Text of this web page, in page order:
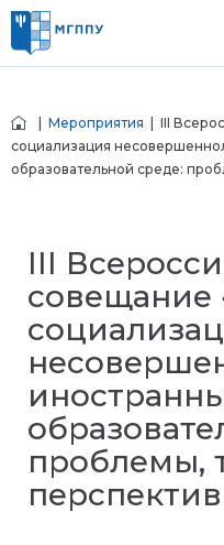
Мероприятия | III
социализация
образовательной среде:
III
совещание
проблемы,